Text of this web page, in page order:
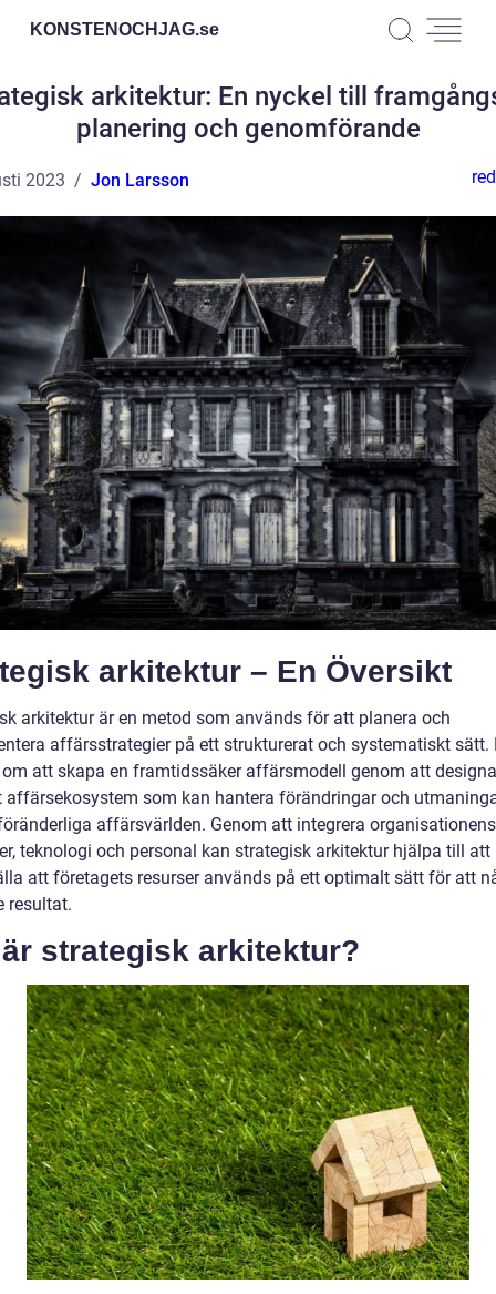
KONSTENOCHJAG.se
arkitektur: En nyckel till
planering och genomförande
2023 Jon Larsson
arkitektur – En Översikt
arkitektur är en metod som används för att planera och
affärsstrategier på ett strukturerat och systematiskt sätt.
att skapa en framtidssäker affärsmodell genom att
som kan hantera förändringar och
affärsvärlden. Genom att integrera
teknologi och personal kan strategisk arkitektur hjälpa till att
att företagets resurser används på ett optimalt sätt för att
resultat.
är strategisk arkitektur?